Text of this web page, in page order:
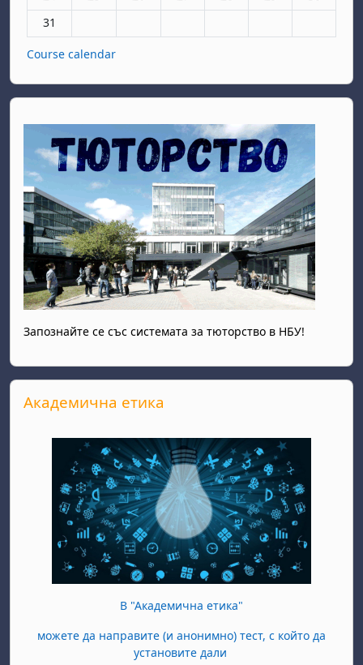
No events, Monday, 31 August
31
Course calendar
Запознайте се със системата за тюторство в НБУ!
Skip Академична етика
Академична етика
В "Академична етика"
можете да направите (и анонимно) тест, с който да
установите дали